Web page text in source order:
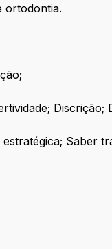
ortodontia.
Discrição;
Saber